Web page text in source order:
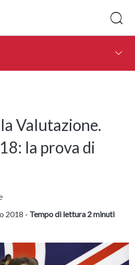
Valutazione.
la prova di
2018 - Tempo di lettura 2 minuti